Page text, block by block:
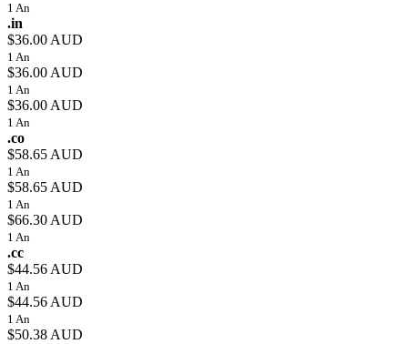
1 An
.in
$36.00 AUD
1 An
$36.00 AUD
1 An
$36.00 AUD
1 An
.co
$58.65 AUD
1 An
$58.65 AUD
1 An
$66.30 AUD
1 An
.cc
$44.56 AUD
1 An
$44.56 AUD
1 An
$50.38 AUD